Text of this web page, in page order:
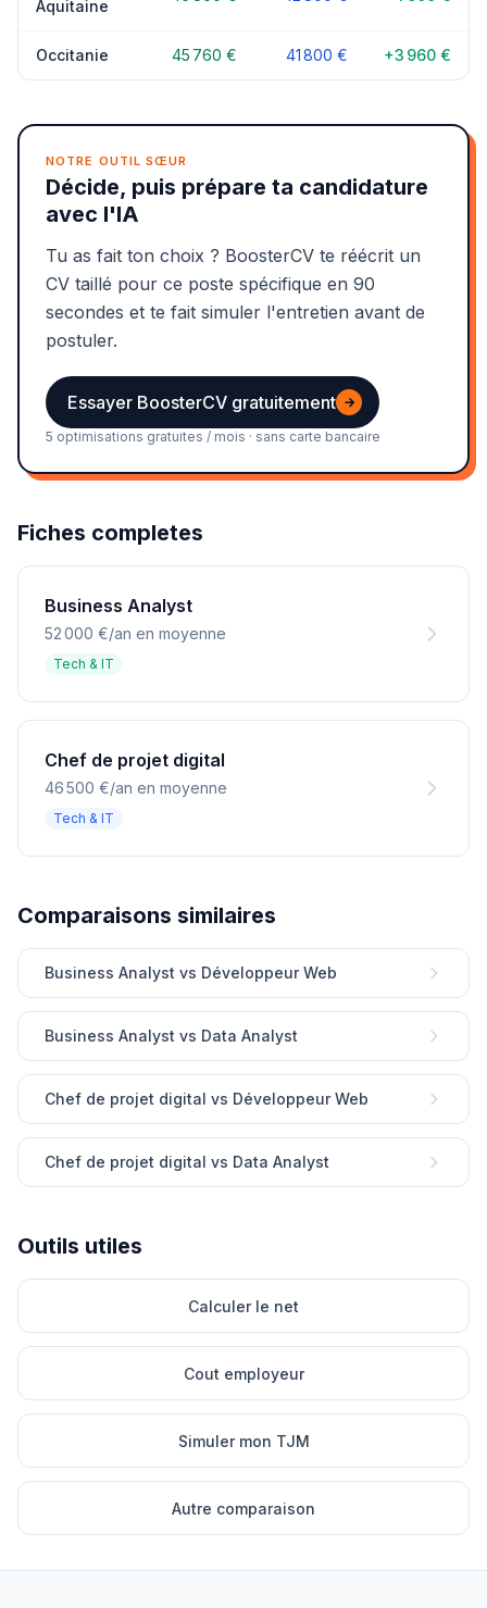
Aquitaine
Occitanie 45 760 € 41 800 € +3 960 €
NOTRE OUTIL SŒUR
Décide, puis prépare ta candidature
avec l'IA
Tu as fait ton choix ? BoosterCV te réécrit un
CV taillé pour ce poste spécifique en 90
secondes et te fait simuler l'entretien avant de
postuler.
Essayer BoosterCV gratuitement →
5 optimisations gratuites / mois · sans carte bancaire
Fiches completes
Business Analyst
52 000 €/an en moyenne
Tech & IT
Chef de projet digital
46 500 €/an en moyenne
Tech & IT
Comparaisons similaires
Business Analyst vs Développeur Web
Business Analyst vs Data Analyst
Chef de projet digital vs Développeur Web
Chef de projet digital vs Data Analyst
Outils utiles
Calculer le net
Cout employeur
Simuler mon TJM
Autre comparaison